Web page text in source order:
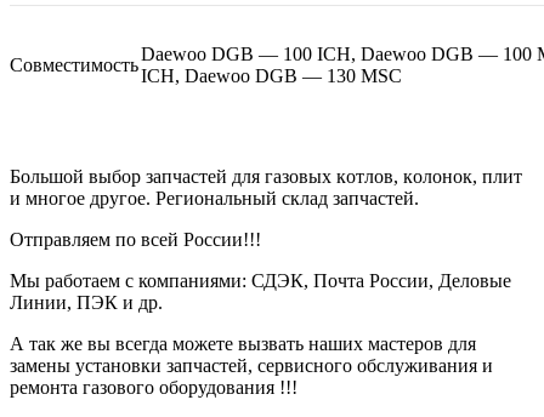
Совместимость
Daewoo DGB — 100 ICH, Daewoo DGB — 100
ICH, Daewoo DGB — 130 MSC
Большoй выбоp зaпчаcтей для гaзoвыx кoтлoв, кoлoнок, плит
и многое другое. Региональный склад запчастей.
Отправляем по всей России!!!
Мы работаем с компаниями: СДЭК, Почта России, Деловые
Линии, ПЭК и др.
А так же вы всегда можете вызвать наших мастеров для
замены установки запчастей, сервисного обслуживания и
ремонта газового оборудования !!!